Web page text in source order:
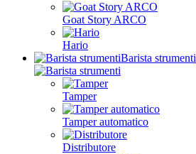
Goat Story ARCO
Hario
Barista strumenti
Tamper
Tamper automatico
Distributore